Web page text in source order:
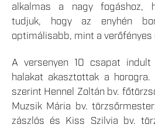
alkalmas a nagy fogáshoz,
tudjuk, hogy az enyhén
optimálisabb, mint a verőfényes
A versenyen 10 csapat
halakat akasztottak a
szerint Hennel Zoltán bv.
Muzsik Mária bv.
zászlós és Kiss Szilvia bv.